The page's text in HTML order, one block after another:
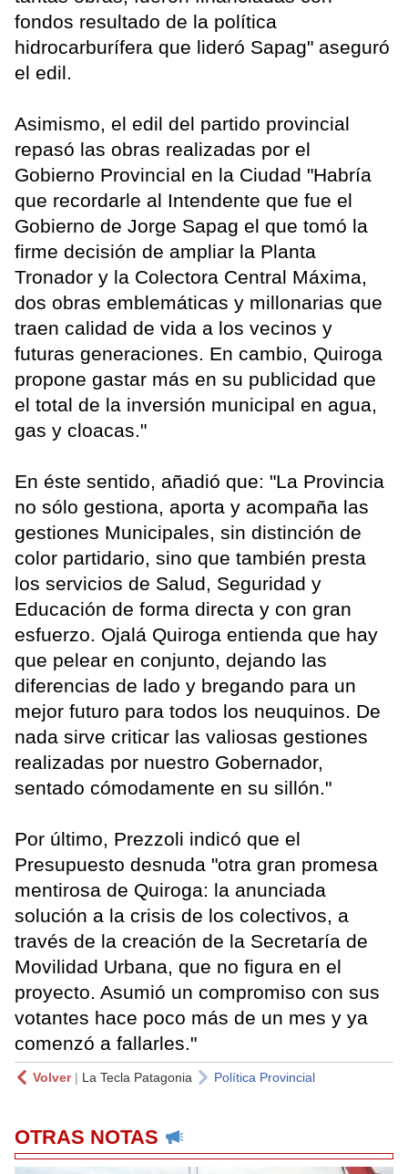
fondos resultado de la política
hidrocarburífera que lideró Sapag" aseguró
el edil.
Asimismo, el edil del partido provincial
repasó las obras realizadas por el
Gobierno Provincial en la Ciudad "Habría
que recordarle al Intendente que fue el
Gobierno de Jorge Sapag el que tomó la
firme decisión de ampliar la Planta
Tronador y la Colectora Central Máxima,
dos obras emblemáticas y millonarias que
traen calidad de vida a los vecinos y
futuras generaciones. En cambio, Quiroga
propone gastar más en su publicidad que
el total de la inversión municipal en agua,
gas y cloacas."
En éste sentido, añadió que: "La Provincia
no sólo gestiona, aporta y acompaña las
gestiones Municipales, sin distinción de
color partidario, sino que también presta
los servicios de Salud, Seguridad y
Educación de forma directa y con gran
esfuerzo. Ojalá Quiroga entienda que hay
que pelear en conjunto, dejando las
diferencias de lado y bregando para un
mejor futuro para todos los neuquinos. De
nada sirve criticar las valiosas gestiones
realizadas por nuestro Gobernador,
sentado cómodamente en su sillón."
Por último, Prezzoli indicó que el
Presupuesto desnuda "otra gran promesa
mentirosa de Quiroga: la anunciada
solución a la crisis de los colectivos, a
través de la creación de la Secretaría de
Movilidad Urbana, que no figura en el
proyecto. Asumió un compromiso con sus
votantes hace poco más de un mes y ya
comenzó a fallarles."
Volver| La Tecla Patagonia Política Provincial
OTRAS NOTAS